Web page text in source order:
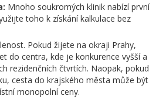
Mnoho soukromých klinik nabízí první
toho k získání kalkulace bez
Pokud žijete na okraji Prahy,
do centra, kde je konkurence vyšší a
rezidenčních čtvrtích. Naopak, pokud
cesta do krajského města může být
monopolní ceny.